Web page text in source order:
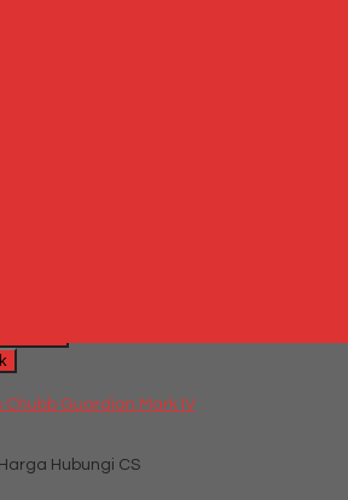
Chubb Guardian Mark IV
Hubungi CS